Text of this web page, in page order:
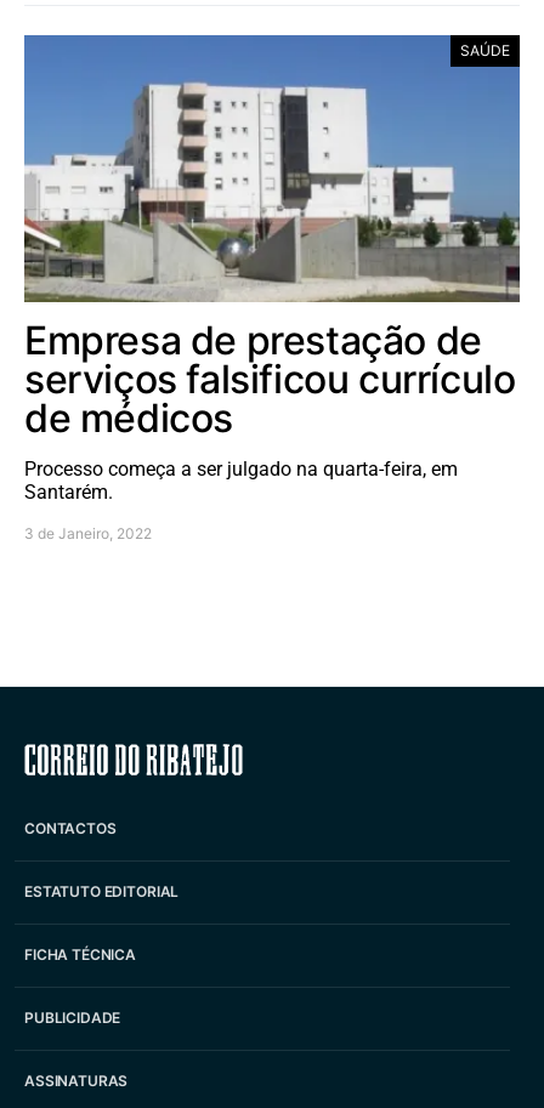
SAÚDE
Empresa de prestação de
serviços falsificou currículo
de médicos
Processo começa a ser julgado na quarta-feira, em
Santarém.
3 de Janeiro, 2022
Correio do Ribatejo
CONTACTOS
ESTATUTO EDITORIAL
FICHA TÉCNICA
PUBLICIDADE
ASSINATURAS